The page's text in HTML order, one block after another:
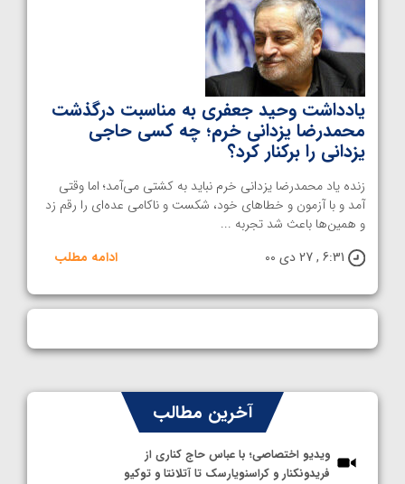
یادداشت وحید جعفری به مناسبت درگذشت
محمدرضا یزدانی خرم؛ چه کسی حاجی
یزدانی را برکنار کرد؟
زنده یاد محمدرضا یزدانی خرم نباید به کشتی می‌آمد؛ اما وقتی
آمد و با آزمون و خطاهای خود، شکست و ناکامی عده‌ای را رقم زد
و همین‌ها باعث شد تجربه ...
6:31 , 27 دی 00
ادامه مطلب
آخرین مطالب
ویدیو اختصاصی؛ با عباس حاج کناری از
فریدونکنار و کراسنویارسک تا آتلانتا و توکیو